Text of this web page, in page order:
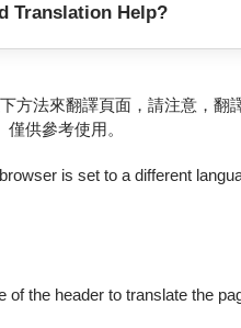
Translation Help?
方法來翻譯頁面，請注意，翻
僅供參考使用。
is set to a different
the header to translate the
街拾荒與轉賣廢棄物；在這
她轉賣廢棄物賺取生活費，
娜的床企圖染指她。安娜極
財富後，卻被意圖劫財的兩名
絕般瀰漫沉著安穩的氛圍，